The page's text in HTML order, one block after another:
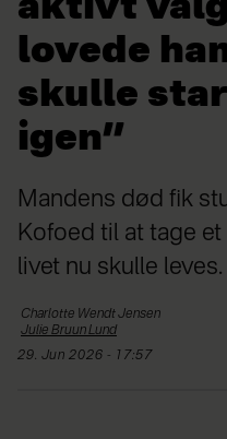
aktivt
lovede
skulle
igen”
Mandens død fik
Kofoed til at tage
livet nu skulle leves.
Charlotte WendtJensen
Julie Bruun Lund
29. Jun 2026 - 17:57